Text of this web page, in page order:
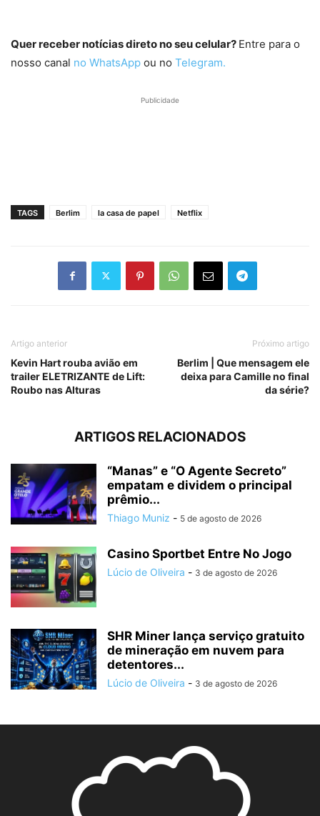
Quer receber notícias direto no seu celular? Entre para o
nosso canal no WhatsApp ou no Telegram.
Publicidade
TAGS Berlim la casa de papel Netflix
Artigo anterior
Kevin Hart rouba avião em
trailer ELETRIZANTE de Lift:
Roubo nas Alturas
Próximo artigo
Berlim | Que mensagem ele
deixa para Camille no final
da série?
ARTIGOS RELACIONADOS
“Manas” e “O Agente Secreto”
empatam e dividem o principal
prêmio...
Thiago Muniz - 5 de agosto de 2026
Casino Sportbet Entre No Jogo
Lúcio de Oliveira - 3 de agosto de 2026
SHR Miner lança serviço gratuito
de mineração em nuvem para
detentores...
Lúcio de Oliveira - 3 de agosto de 2026